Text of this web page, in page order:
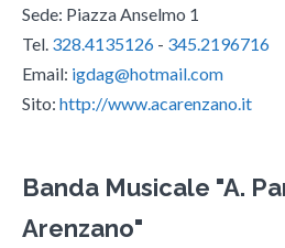
Sede: Piazza Anselmo 1
Tel. 328.4135126 - 345.2196716
Email: igdag@hotmail.com
Sito: http://www.acarenzano.it
Banda Musicale "A.
Arenzano"